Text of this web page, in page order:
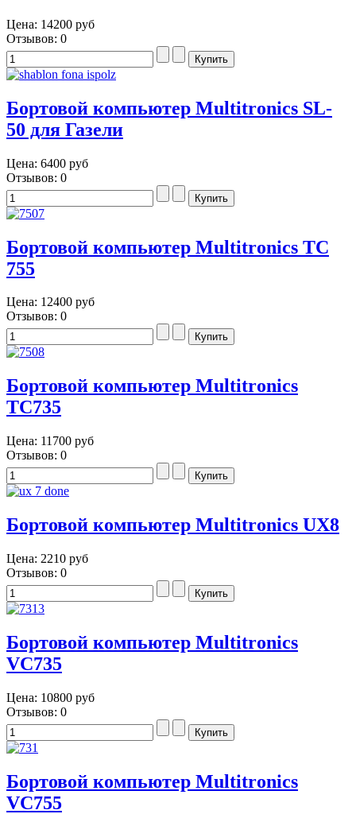
Цена: 14200 руб
Отзывов: 0
Бортовой компьютер Multitronics SL-
50 для Газели
Цена: 6400 руб
Отзывов: 0
Бортовой компьютер Multitronics TC
755
Цена: 12400 руб
Отзывов: 0
Бортовой компьютер Multitronics
TC735
Цена: 11700 руб
Отзывов: 0
Бортовой компьютер Multitronics UX8
Цена: 2210 руб
Отзывов: 0
Бортовой компьютер Multitronics
VC735
Цена: 10800 руб
Отзывов: 0
Бортовой компьютер Multitronics
VC755